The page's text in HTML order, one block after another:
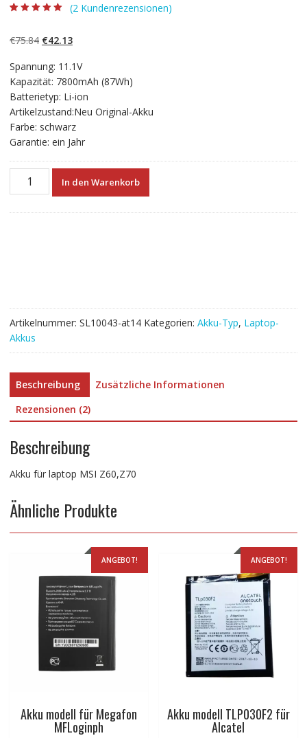
basierend auf
Kundenbewertun
(2 Kundenrezensionen)
€75.84 Ursprünglicher
war:
€75.84
€42.13Aktueller
ist:
€42.13.
Spannung: 11.1V
Kapazität: 7800mAh (87Wh)
Batterietyp: Li-ion
Artikelzustand:Neu Original-Akku
Farbe: schwarz
Garantie: ein Jahr
Neuer
In den Warenkorb
Artikelnummer: SL10043-at14 Kategorien: Akku-Typ, Laptop-
Akkus
Beschreibung
Zusätzliche Informationen
Rezensionen (2)
Beschreibung
Akku für laptop MSI Z60,Z70
Ähnliche Produkte
ANGEBOT!
Akku modell für Megafon
MFLoginph
ANGEBOT!
Akku modell TLP030F2 für
Alcatel